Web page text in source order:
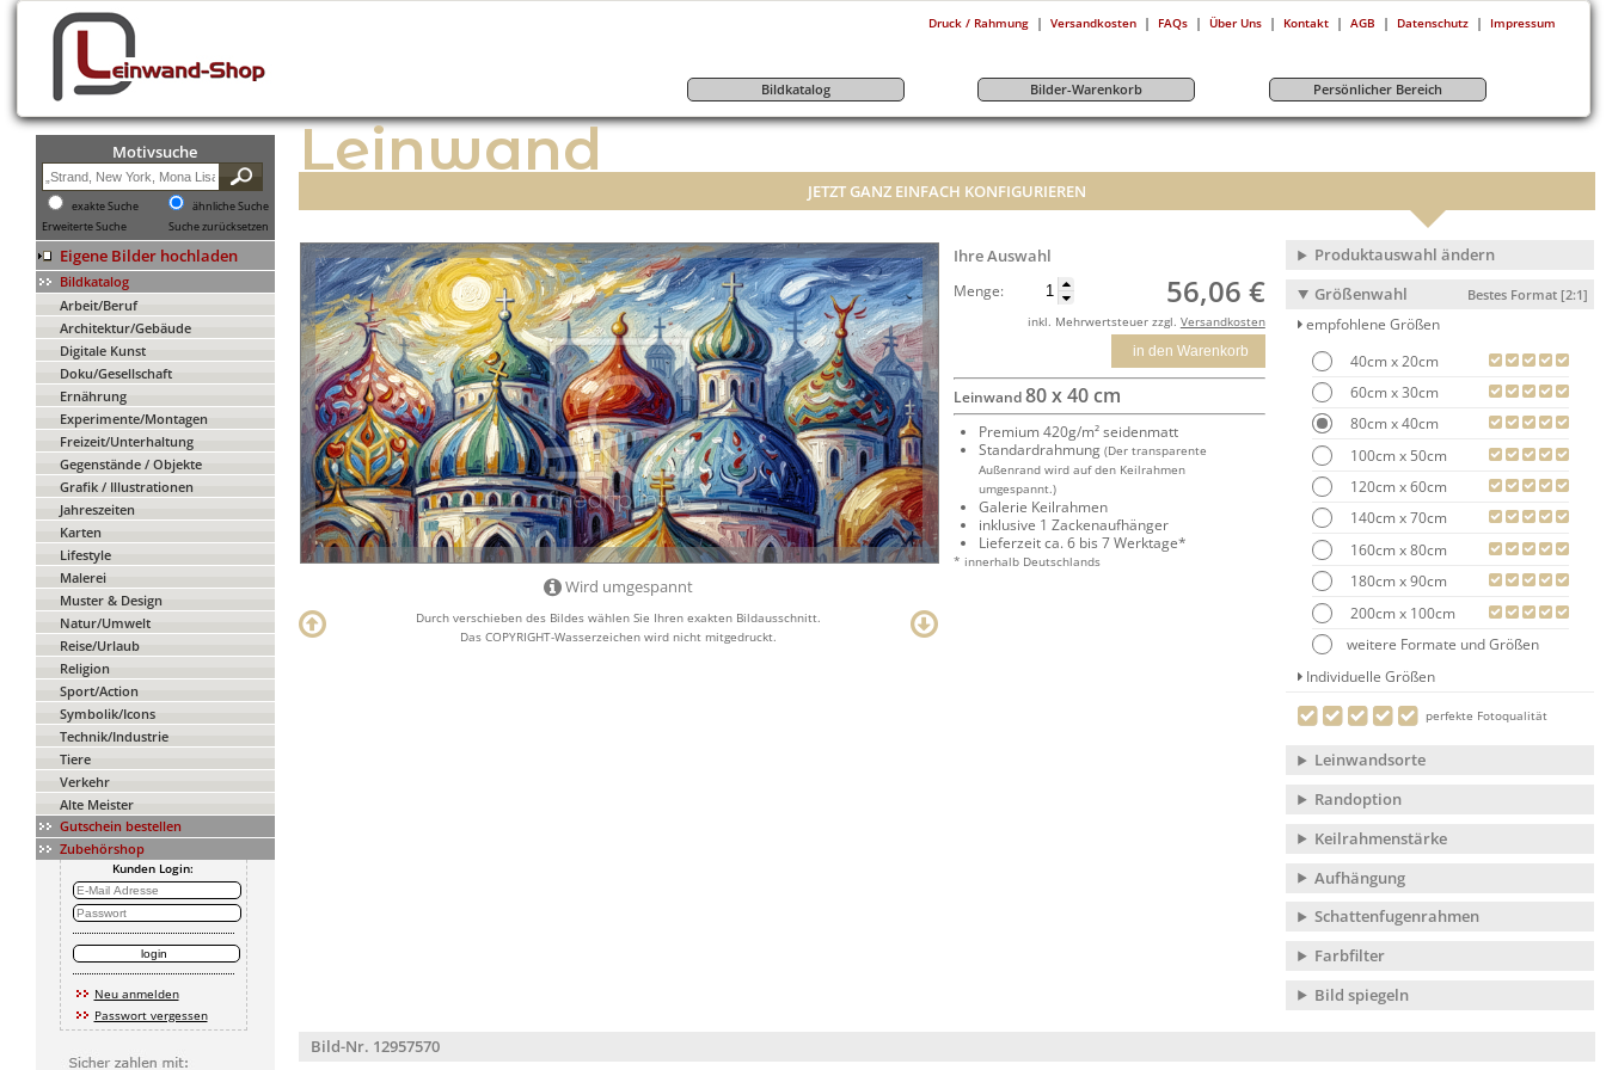
Druck / Rahmung | Versandkosten | FAQs | Über Uns | Kontakt | AGB | Datenschutz | Impressum
Bildkatalog Bilder-Warenkorb Persönlicher Bereich
Motivsuche
exakte Suche
ähnliche Suche
Erweiterte Suche
Suche zurücksetzen
Eigene Bilder hochladen
Bildkatalog
Arbeit/Beruf
Architektur/Gebäude
Digitale Kunst
Doku/Gesellschaft
Ernährung
Experimente/Montagen
Freizeit/Unterhaltung
Gegenstände / Objekte
Grafik / Illustrationen
Jahreszeiten
Karten
Lifestyle
Malerei
Muster & Design
Natur/Umwelt
Reise/Urlaub
Religion
Sport/Action
Symbolik/Icons
Technik/Industrie
Tiere
Verkehr
Alte Meister
Gutschein bestellen
Zubehörshop
Kunden Login:
Neu anmelden
Passwort vergessen
Leinwand
JETZT GANZ EINFACH KONFIGURIEREN
Wird umgespannt
Durch verschieben des Bildes wählen Sie Ihren exakten Bildausschnitt.
Das COPYRIGHT-Wasserzeichen wird nicht mitgedruckt.
Ihre Auswahl
Menge: 56,06 €
inkl. Mehrwertsteuer zzgl. Versandkosten
in den Warenkorb
Leinwand80 x 40 cm
Premium 420g/m² seidenmatt
Standardrahmung (Der transparente
Außenrand wird auf den Keilrahmen
umgespannt.)
Galerie Keilrahmen
inklusive 1 Zackenaufhänger
Lieferzeit ca. 6 bis 7 Werktage*
* innerhalb Deutschlands
Produktauswahl ändern
Größenwahl
Bestes Format [2:1]
empfohlene Größen
40cm x 20cm
60cm x 30cm
80cm x 40cm
100cm x 50cm
120cm x 60cm
140cm x 70cm
160cm x 80cm
180cm x 90cm
200cm x 100cm
weitere Formate und Größen
Individuelle Größen
perfekte Fotoqualität
Leinwandsorte
Randoption
Keilrahmenstärke
Aufhängung
Schattenfugenrahmen
Farbfilter
Bild spiegeln
Bild-Nr. 12957570